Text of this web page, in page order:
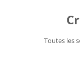
Toutes les